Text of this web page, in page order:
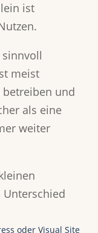
ist
meist
betreiben und
als eine
weiter
oder Visual Site